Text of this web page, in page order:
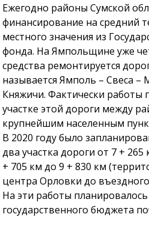
Ежегодно районы Сумской
финансирование на средний
местного значения из
фонда. На Ямпольщине уже
средства ремонтируется
называется Ямполь – Свеса –
Княжичи. Фактически работы
участке этой дороги между
крупнейшим населенным
В 2020 году было
два участка дороги от 7 +
+ 705 км до 9 + 830 км
центра Орловки до въездного
На эти работы
государственного бюджета